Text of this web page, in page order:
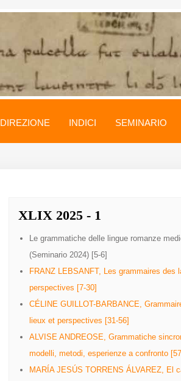
DIREZIONE INDICI SEMINARIO
XLIX 2025 - 1
Le grammatiche delle lingue romanze
(Seminario 2024) [5-6]
FRANZ LEBSANFT, Les grammaires
perspectives [7-30]
CÉLINE GUILLOT-BARBANCE,
lieux et perspectives [31-56]
ALVISE ANDREOSE, Grammatiche
modelli, metodi, esperienze a confronto
MARÍA JESÚS TORRENS ÁLVAREZ, El